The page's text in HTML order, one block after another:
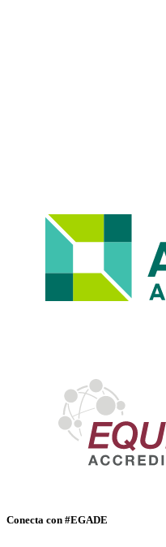
Conecta con #EGADE